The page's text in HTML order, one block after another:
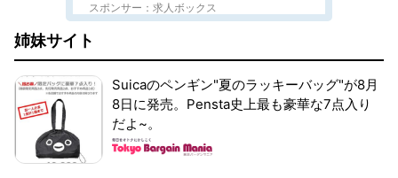
スポンサー：求人ボックス
姉妹サイト
Suicaのペンギン"夏のラッキーバッグ"が8月
8日に発売。Pensta史上最も豪華な7点入り
だよ~。